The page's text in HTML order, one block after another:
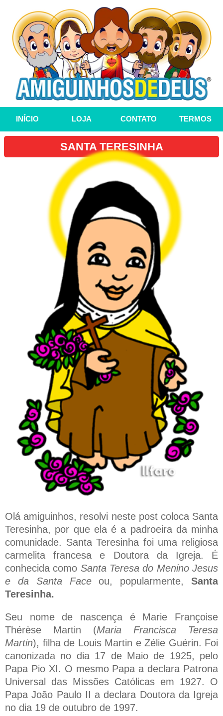
INÍCIO LOJA CONTATO TERMOS
SANTA TERESINHA
Olá amiguinhos, resolvi neste post coloca Santa
Teresinha, por que ela é a padroeira da minha
comunidade. Santa Teresinha foi uma religiosa
carmelita francesa e Doutora da Igreja. É
conhecida como Santa Teresa do Menino Jesus
e da Santa Faceou, popularmente, Santa
Teresinha.
Seu nome de nascença é Marie Françoise
Thérèse Martin (Maria Francisca Teresa
Martin), filha de Louis Martin e Zélie Guérin. Foi
canonizada no dia 17 de Maio de 1925, pelo
Papa Pio XI. O mesmo Papa a declara Patrona
Universal das Missões Católicas em 1927. O
Papa João Paulo II a declara Doutora da Igreja
no dia 19 de outubro de 1997.